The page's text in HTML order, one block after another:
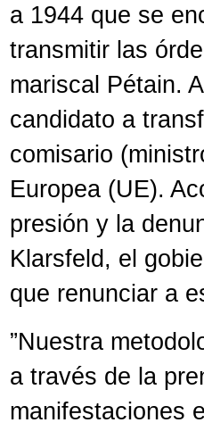
a 1944 que se
transmitir las
mariscal Pétain.
candidato a
comisario
Europea (UE).
presión y la
Klarsfeld, el
que renunciar a
”Nuestra
a través de la
manifestaciones